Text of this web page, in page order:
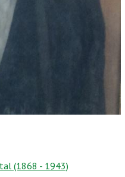
(1868 - 1943)